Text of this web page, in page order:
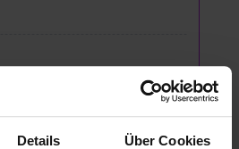
Details Über Cookies